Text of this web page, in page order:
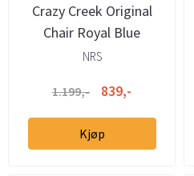
Crazy Creek Original
Chair Royal Blue
NRS
1.199,- 839,-
Kjøp